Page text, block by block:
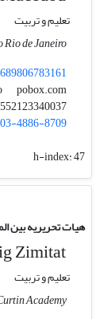
تعلیم و تربیت
de Janeiro
bethmacedo
pobox.com
552123340037
4886-8709
h-index:47
هیات تحریریه بین
Dr.Craig Zimitat
تعلیم و تربیت
Academy